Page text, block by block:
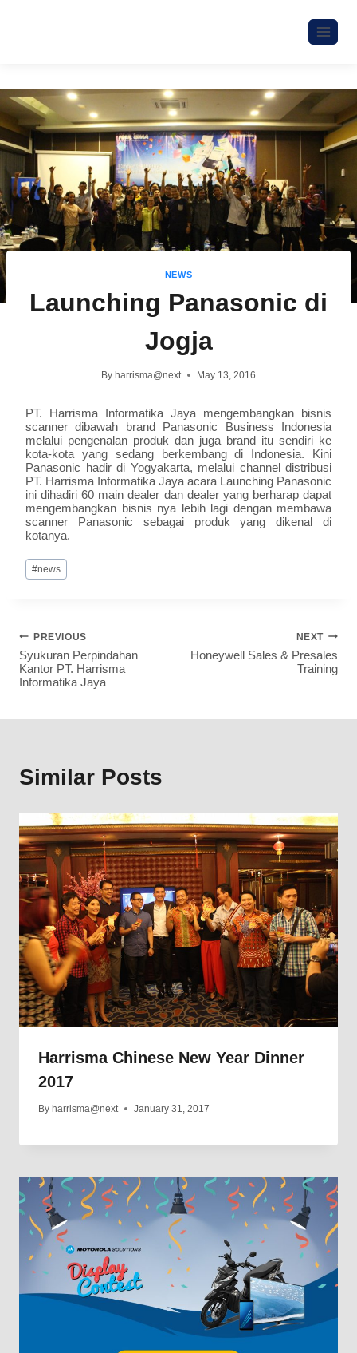
NEWS
Launching Panasonic di
Jogja
By harrisma@next May 13, 2016
PT. Harrisma Informatika Jaya mengembangkan bisnis
scanner dibawah brand Panasonic Business Indonesia
melalui pengenalan produk dan juga brand itu sendiri ke
kota-kota yang sedang berkembang di Indonesia. Kini
Panasonic hadir di Yogyakarta, melalui channel distribusi
PT. Harrisma Informatika Jaya acara Launching Panasonic
ini dihadiri 60 main dealer dan dealer yang berharap dapat
mengembangkan bisnis nya lebih lagi dengan membawa
scanner Panasonic sebagai produk yang dikenal di
kotanya.
#news
PREVIOUS
Syukuran Perpindahan
Kantor PT. Harrisma
Informatika Jaya
NEXT
Honeywell Sales & Presales
Training
Similar Posts
Harrisma Chinese New Year Dinner
2017
By harrisma@next January 31, 2017